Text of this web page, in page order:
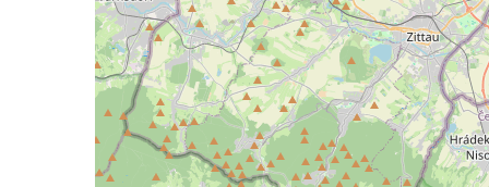
hřbitově v Římově
Pomník obětem 1. světové války v Dolním
Předoníně
Pomník obětem 2. světové války v Plavu
Pamětní deska obětem 1. světové války v
Plavu